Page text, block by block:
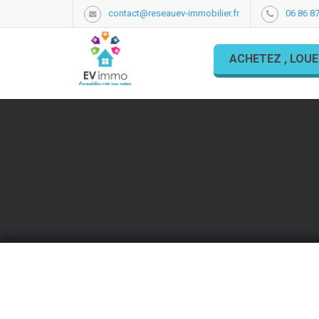
contact@reseauev-immobilier.fr 06 86
ACHETEZ ,